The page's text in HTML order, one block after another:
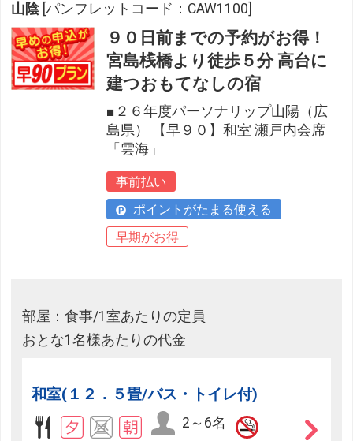
山陰 [パンフレットコード：CAW1100]
９０日前までの予約がお得！
宮島桟橋より徒歩５分 高台に
建つおもてなしの宿
■２６年度パーソナリップ山陽（広
島県） 【早９０】和室 瀬戸内会席
「雲海」
事前払い
ポイントがたまる使える
早期がお得
部屋：食事/1室あたりの定員
おとな1名様あたりの代金
和室(１２．５畳/バス・トイレ付)
2～6名